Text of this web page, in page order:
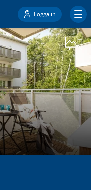
Logga in